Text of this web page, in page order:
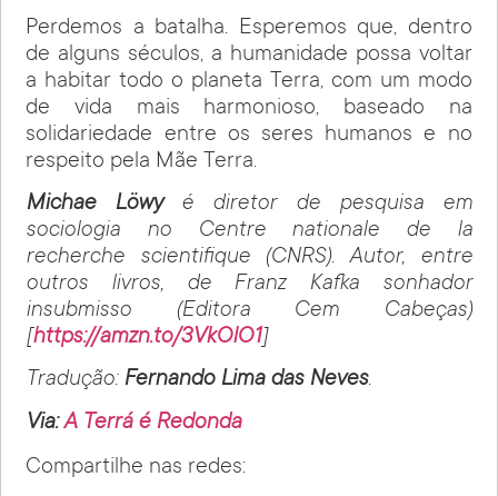
Perdemos a batalha. Esperemos que, dentro
de alguns séculos, a humanidade possa voltar
a habitar todo o planeta Terra, com um modo
de vida mais harmonioso, baseado na
solidariedade entre os seres humanos e no
respeito pela Mãe Terra.
Michae Löwyé diretor de pesquisa em
sociologia no Centre nationale de la
recherche scientifique (CNRS). Autor, entre
outros livros, de Franz Kafka sonhador
insubmisso (Editora Cem Cabeças)
[https://amzn.to/3VkOlO1]
Tradução: Fernando Lima das Neves.
Via:A Terrá é Redonda
Compartilhe nas redes: